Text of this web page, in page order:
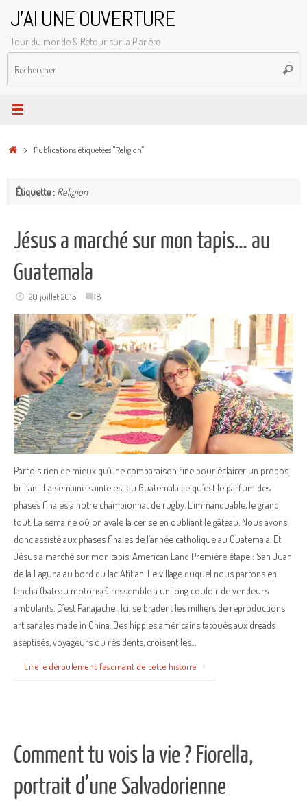
contenu
J'AI UNE OUVERTURE
Tour du monde & Retour sur la Planète
AccueilPublications étiquetées "Religion"
Étiquette : Religion
Jésus a marché sur mon tapis… au
Guatemala
20 juillet 2015 8
Parfois rien de mieux qu’une comparaison fine pour éclairer un propos
brillant. La semaine sainte est au Guatemala ce qu’est le parfum des
phases finales à notre championnat de rugby. L’immanquable, le grand
tout. La semaine où on avale la cerise en oubliant le gâteau. Nous avons
donc assisté aux phases finales de l’année catholique au Guatemala. Et
Jésus a marché sur mon tapis. American Land Première étape : San Juan
de la Laguna au bord du lac Atitlan. Le village duquel nous partons en
lancha (bateau motorisé) ressemble à un long couloir de vendeurs
ambulants. C’est Panajachel. Ici, se bradent les milliers de reproductions
artisanales made in China. Des hippies américains tatoués aux dreads
aseptisés, voyageurs ou résidents, croisent les…
Lire le déroulement fascinant de cette histoire
Comment tu vois la vie ? Fiorella,
portrait d’une Salvadorienne